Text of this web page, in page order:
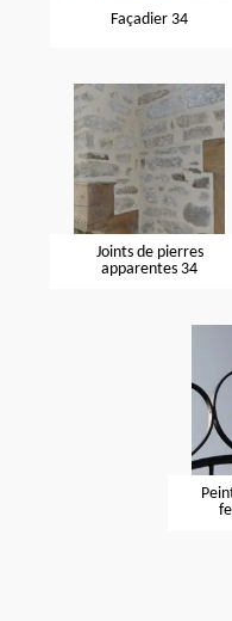
Façadier 34
Joints de pierres
apparentes 34